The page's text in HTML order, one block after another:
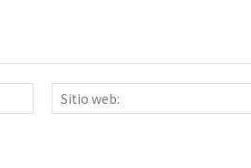
Correo
electrónico:*